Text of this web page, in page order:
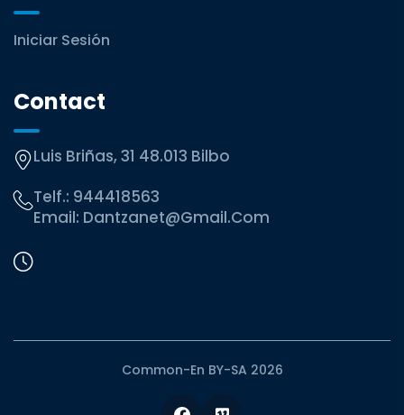
Iniciar Sesión
Contact
Luis Briñas, 31 48.013 Bilbo
Telf.: 944418563
Email: Dantzanet@gmail.com
Common-En BY-SA 2026